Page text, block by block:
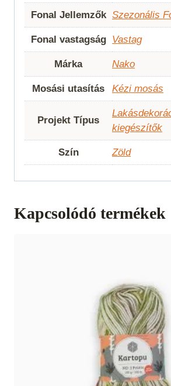
Fonal Jellemzők Szezonális
Fonal vastagság Vastag
Márka Nako
Mosási utasítás Kézi mosás
Projekt Típus
kiegészítők
Szín Zöld
Kapcsolódó termékek